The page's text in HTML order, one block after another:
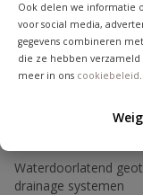
Ook delen we informatie
voor social media,
gegevens combineren
die ze hebben verzameld
meer in ons cookiebeleid.
Lengte
Materiaal
Beoordeling
Beoordeling
Waterdoorlatend
drainage systemen